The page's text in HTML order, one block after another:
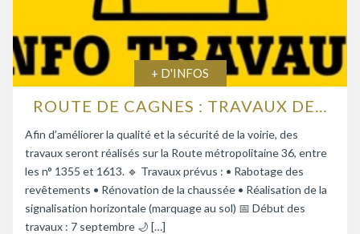
+ D'INFOS
Afin d’améliorer la qualité et la sécurité de la voirie, des
travaux seront réalisés sur la Route métropolitaine 36, entre
les n° 1355 et 1613. 🔹 Travaux prévus : • Rabotage des
revêtements • Rénovation de la chaussée • Réalisation de la
signalisation horizontale (marquage au sol) 📅 Début des
travaux : 7 septembre 🌙 […]